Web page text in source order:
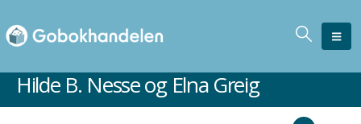
Hilde B. Nesse og Elna Greig